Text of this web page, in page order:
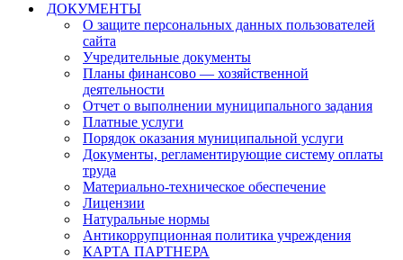
ДОКУМЕНТЫ
О защите персональных данных пользователей
сайта
Учредительные документы
Планы финансово — хозяйственной
деятельности
Отчет о выполнении муниципального задания
Платные услуги
Порядок оказания муниципальной услуги
Документы, регламентирующие систему оплаты
труда
Материально-техническое обеспечение
Лицензии
Натуральные нормы
Антикоррупционная политика учреждения
КАРТА ПАРТНЕРА